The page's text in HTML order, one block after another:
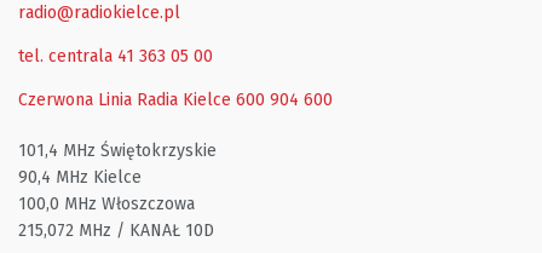
radio@radiokielce.pl
tel. centrala 41 363 05 00
Czerwona Linia Radia Kielce 600 904 600
101,4 MHz Świętokrzyskie
90,4 MHz Kielce
100,0 MHz Włoszczowa
215,072 MHz / KANAŁ 10D